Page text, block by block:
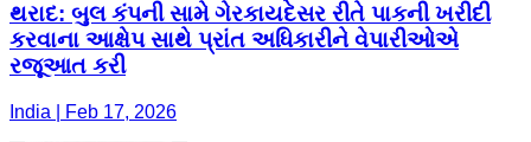
થરાદ: બુલ કંપની સામે ગેરકાયદેસર રીતે પાકની ખરીદી
કરવાના આક્ષેપ સાથે પ્રાંત અધિકારીને વેપારીઓએ
રજૂઆત કરી
India | Feb 17, 2026